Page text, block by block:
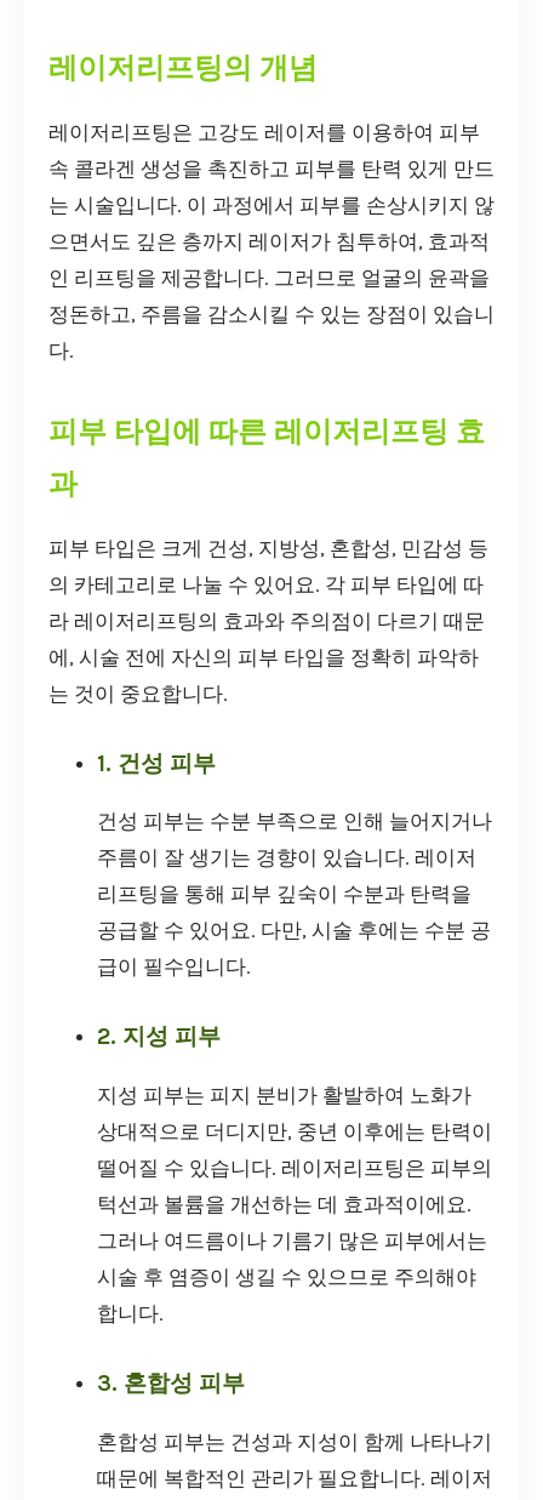
레이저리프팅의 개념
레이저리프팅은 고강도 레이저를 이용하여 피부
속 콜라겐 생성을 촉진하고 피부를 탄력 있게 만드
는 시술입니다. 이 과정에서 피부를 손상시키지 않
으면서도 깊은 층까지 레이저가 침투하여, 효과적
인 리프팅을 제공합니다. 그러므로 얼굴의 윤곽을
정돈하고, 주름을 감소시킬 수 있는 장점이 있습니
다.
피부 타입에 따른 레이저리프팅 효
과
피부 타입은 크게 건성, 지방성, 혼합성, 민감성 등
의 카테고리로 나눌 수 있어요. 각 피부 타입에 따
라 레이저리프팅의 효과와 주의점이 다르기 때문
에, 시술 전에 자신의 피부 타입을 정확히 파악하
는 것이 중요합니다.
1. 건성 피부
건성 피부는 수분 부족으로 인해 늘어지거나
주름이 잘 생기는 경향이 있습니다. 레이저
리프팅을 통해 피부 깊숙이 수분과 탄력을
공급할 수 있어요. 다만, 시술 후에는 수분 공
급이 필수입니다.
2. 지성 피부
지성 피부는 피지 분비가 활발하여 노화가
상대적으로 더디지만, 중년 이후에는 탄력이
떨어질 수 있습니다. 레이저리프팅은 피부의
턱선과 볼륨을 개선하는 데 효과적이에요.
그러나 여드름이나 기름기 많은 피부에서는
시술 후 염증이 생길 수 있으므로 주의해야
합니다.
3. 혼합성 피부
혼합성 피부는 건성과 지성이 함께 나타나기
때문에 복합적인 관리가 필요합니다. 레이저